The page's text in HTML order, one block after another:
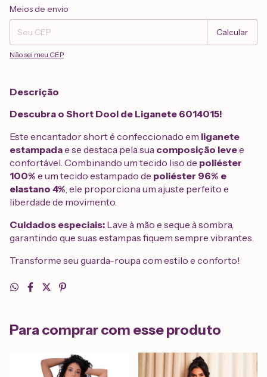
Entregas para o CEP:
Meios de envio
Calcular
Não sei meu CEP
Descrição
Descubra o Short Dool de Liganete 6014015!
Este encantador short é confeccionado em liganete
estampadae se destaca pela sua composição levee
confortável. Combinando um tecido liso de poliéster
100% e um tecido estampado de poliéster 96% e
elastano 4%, ele proporciona um ajuste perfeito e
liberdade de movimento.
Cuidados especiais: Lave à mão e seque à sombra,
garantindo que suas estampas fiquem sempre vibrantes.
Transforme seu guarda-roupa com estilo e conforto!
Para comprar com esse produto